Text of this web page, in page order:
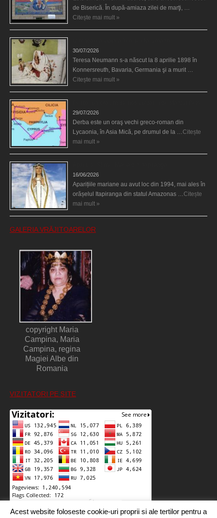
de Biserică. În după-amiaza zilei de marţi, …
Citește mai mult »
30/07/2026
Teresa Neumann s-a născut la 8 aprilie 1898 în
Konnersreuth, Bavaria, Germania şi a murit …
Citește mai mult »
29/07/2026
Derba este un oraş vechi greco-roman din
Lycaonia, în Asia Mică, pe drumul de la … Citește
mai mult »
16/06/2026
Aparițiile mariane au avut loc din 1994, mai ales în
orășelul Itapiranga din statul Amazonas … Citește
mai mult »
GALERIA VRĂJITOARELOR
copyright Maria
Campina, Maria
Campina, regina
Magiei Albe din
Romania
VIZITATORI PE SITE
Acest website foloseste cookie-uri proprii si ale tertilor pentru a